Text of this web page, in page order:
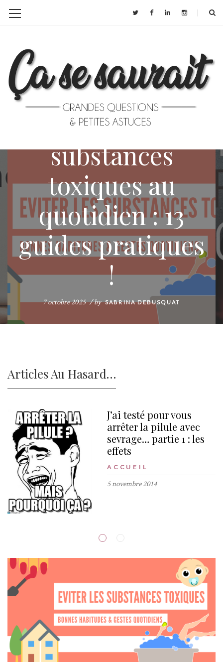
Éviter les
substances
toxiques au
quotidien : 13
guides pratiques
!
7 octobre 2025 by SABRINA DEBUSQUAT
Articles Au Hasard…
J’ai testé pour vous
arrêter la pilule avec
sevrage… partie 1 : les
effets
ACCUEIL
5 novembre 2014